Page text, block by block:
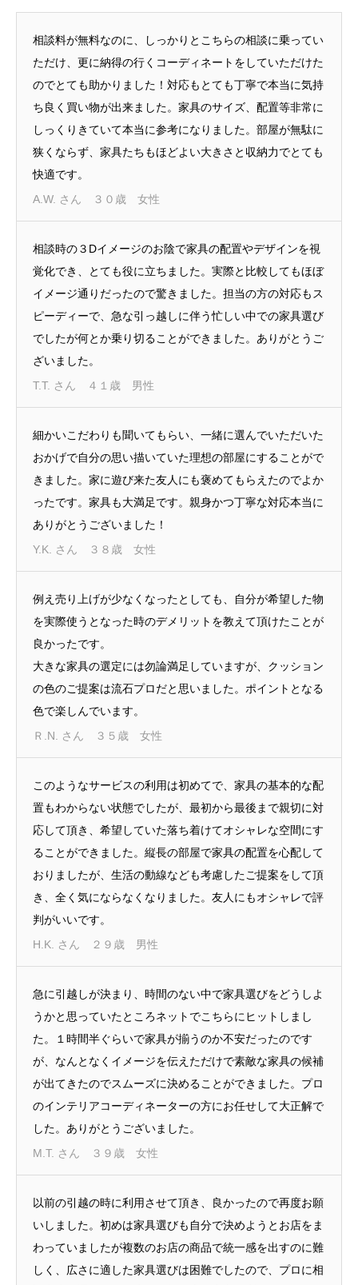
相談料が無料なのに、しっかりとこちらの相談に乗ってい
ただけ、更に納得の行くコーディネートをしていただけた
のでとても助かりました！対応もとても丁寧で本当に気持
ち良く買い物が出来ました。家具のサイズ、配置等非常に
しっくりきていて本当に参考になりました。部屋が無駄に
狭くならず、家具たちもほどよい大きさと収納力でとても
快適です。
A.W. さん ３０歳 女性
相談時の３Dイメージのお陰で家具の配置やデザインを視
覚化でき、とても役に立ちました。実際と比較してもほぼ
イメージ通りだったので驚きました。担当の方の対応もス
ピーディーで、急な引っ越しに伴う忙しい中での家具選び
でしたが何とか乗り切ることができました。ありがとうご
ざいました。
T.T. さん ４１歳 男性
細かいこだわりも聞いてもらい、一緒に選んでいただいた
おかげで自分の思い描いていた理想の部屋にすることがで
きました。家に遊び来た友人にも褒めてもらえたのでよか
ったです。家具も大満足です。親身かつ丁寧な対応本当に
ありがとうございました！
Y.K. さん ３８歳 女性
例え売り上げが少なくなったとしても、自分が希望した物
を実際使うとなった時のデメリットを教えて頂けたことが
良かったです。
大きな家具の選定には勿論満足していますが、クッション
の色のご提案は流石プロだと思いました。ポイントとなる
色で楽しんでいます。
Ｒ.N. さん ３５歳 女性
このようなサービスの利用は初めてで、家具の基本的な配
置もわからない状態でしたが、最初から最後まで親切に対
応して頂き、希望していた落ち着けてオシャレな空間にす
ることができました。縦長の部屋で家具の配置を心配して
おりましたが、生活の動線なども考慮したご提案をして頂
き、全く気にならなくなりました。友人にもオシャレで評
判がいいです。
H.K. さん ２９歳 男性
急に引越しが決まり、時間のない中で家具選びをどうしよ
うかと思っていたところネットでこちらにヒットしまし
た。１時間半ぐらいで家具が揃うのか不安だったのです
が、なんとなくイメージを伝えただけで素敵な家具の候補
が出てきたのでスムーズに決めることができました。プロ
のインテリアコーディネーターの方にお任せして大正解で
した。ありがとうございました。
M.T. さん ３９歳 女性
以前の引越の時に利用させて頂き、良かったので再度お願
いしました。初めは家具選びも自分で決めようとお店をま
わっていましたが複数のお店の商品で統一感を出すのに難
しく、広さに適した家具選びは困難でしたので、プロに相